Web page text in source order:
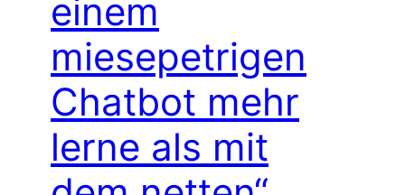
einem
miesepetrigen
Chatbot mehr
lerne als mit